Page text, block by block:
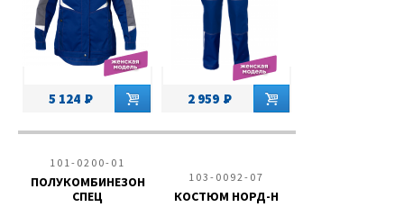
5 124 2 959
101-0200-01
ПОЛУКОМБИНЕЗОН
СПЕЦ
103-0092-07
КОСТЮМ НОРД-Н